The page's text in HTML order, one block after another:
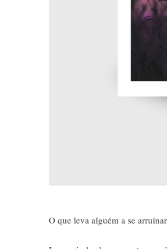
O que leva alguém a se